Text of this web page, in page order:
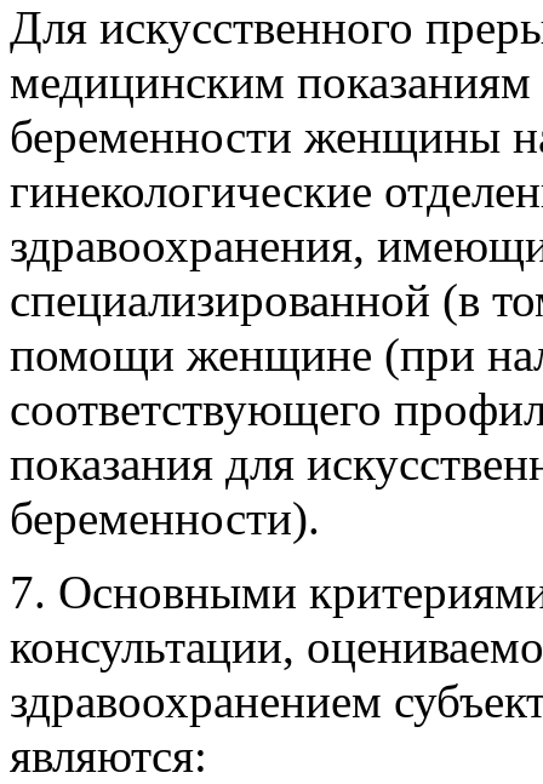
Для искусственного
медицинским показаниям
беременности женщины
гинекологические
здравоохранения,
специализированной (в
помощи женщине (при
соответствующего
показания для
беременности).
7. Основными
консультации,
здравоохранением
являются: